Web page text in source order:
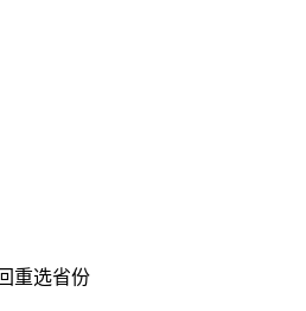
重选省份